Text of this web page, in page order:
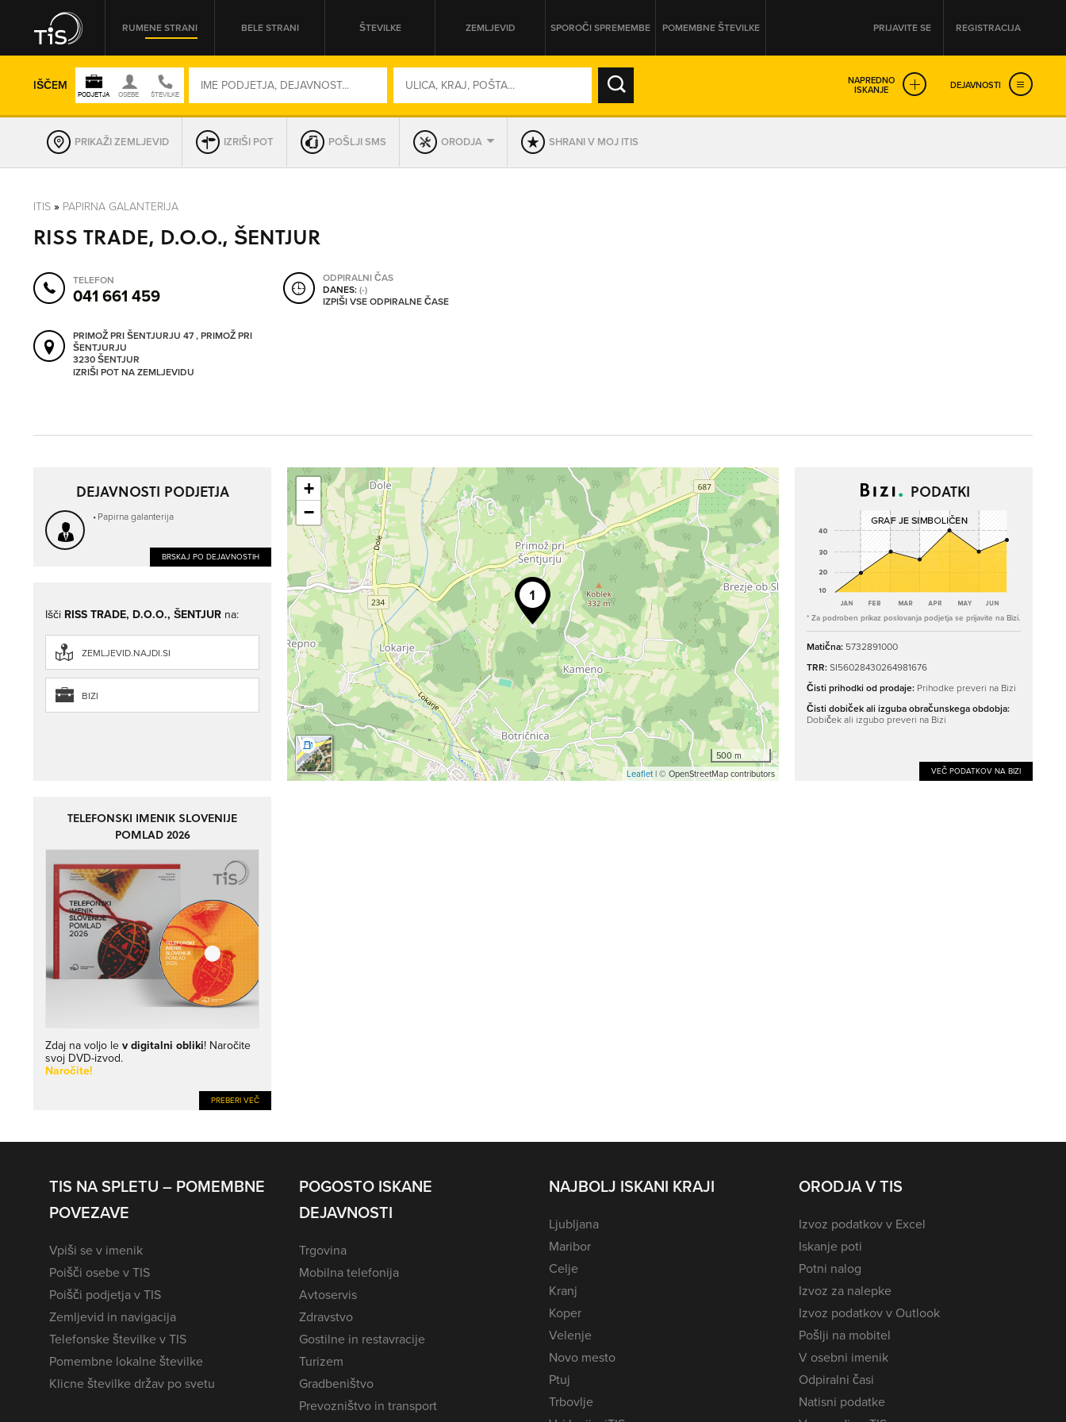
RUMENE STRANI BELE STRANI ŠTEVILKE ZEMLJEVID SPOROČI SPREMEMBE POMEMBNE ŠTEVILKE PRIJAVITE SE REGISTRACIJA
IŠČEM NAPREDNO
ISKANJE DEJAVNOSTI
REGIJA
OMREŽNA ŠT.
SO ODPRTA V
PRIKAŽI ZEMLJEVID IZRIŠI POT POŠLJI SMS ORODJA SHRANI V MOJ ITIS
ITIS » PAPIRNA GALANTERIJA
RISS TRADE, D.O.O., ŠENTJUR
TELEFON
041 661 459
PRIMOŽ PRI ŠENTJURJU 47 , PRIMOŽ PRI
ŠENTJURJU
3230 ŠENTJUR
IZRIŠI POT NA ZEMLJEVIDU
ODPIRALNI ČAS
DANES:(-)
IZPIŠI VSE ODPIRALNE ČASE
DEJAVNOSTI PODJETJA
Papirna galanterija
BRSKAJ PO DEJAVNOSTIH
+
−
500 m
Leaflet| © OpenStreetMap contributors
PODATKI
* Za podroben prikaz poslovanja podjetja se prijavite na Bizi.
Matična: 5732891000
TRR:SI56028430264981676
Čisti prihodki od prodaje: Prihodke preveri na Bizi
Čisti dobiček ali izguba obračunskega obdobja:
Dobiček ali izgubo preveri na Bizi
VEČ PODATKOV NA BIZI
Išči RISS TRADE, D.O.O., ŠENTJUR na:
ZEMLJEVID.NAJDI.SI
BIZI
TELEFONSKI IMENIK SLOVENIJE
POMLAD 2026
Zdaj na voljo lev digitalni obliki! Naročite
svoj DVD-izvod.
Naročite!
PREBERI VEČ
TIS NA SPLETU – POMEMBNE
POVEZAVE
Vpiši se v imenik
Poišči osebe v TIS
Poišči podjetja v TIS
Zemljevid in navigacija
Telefonske številke v TIS
Pomembne lokalne številke
Klicne številke držav po svetu
POGOSTO ISKANE
DEJAVNOSTI
Trgovina
Mobilna telefonija
Avtoservis
Zdravstvo
Gostilne in restavracije
Turizem
Gradbeništvo
Prevozništvo in transport
NAJBOLJ ISKANI KRAJI
Ljubljana
Maribor
Celje
Kranj
Koper
Velenje
Novo mesto
Ptuj
Trbovlje
ORODJA V TIS
Izvoz podatkov v Excel
Iskanje poti
Potni nalog
Izvoz za nalepke
Izvoz podatkov v Outlook
Pošlji na mobitel
V osebni imenik
Odpiralni časi
Natisni podatke